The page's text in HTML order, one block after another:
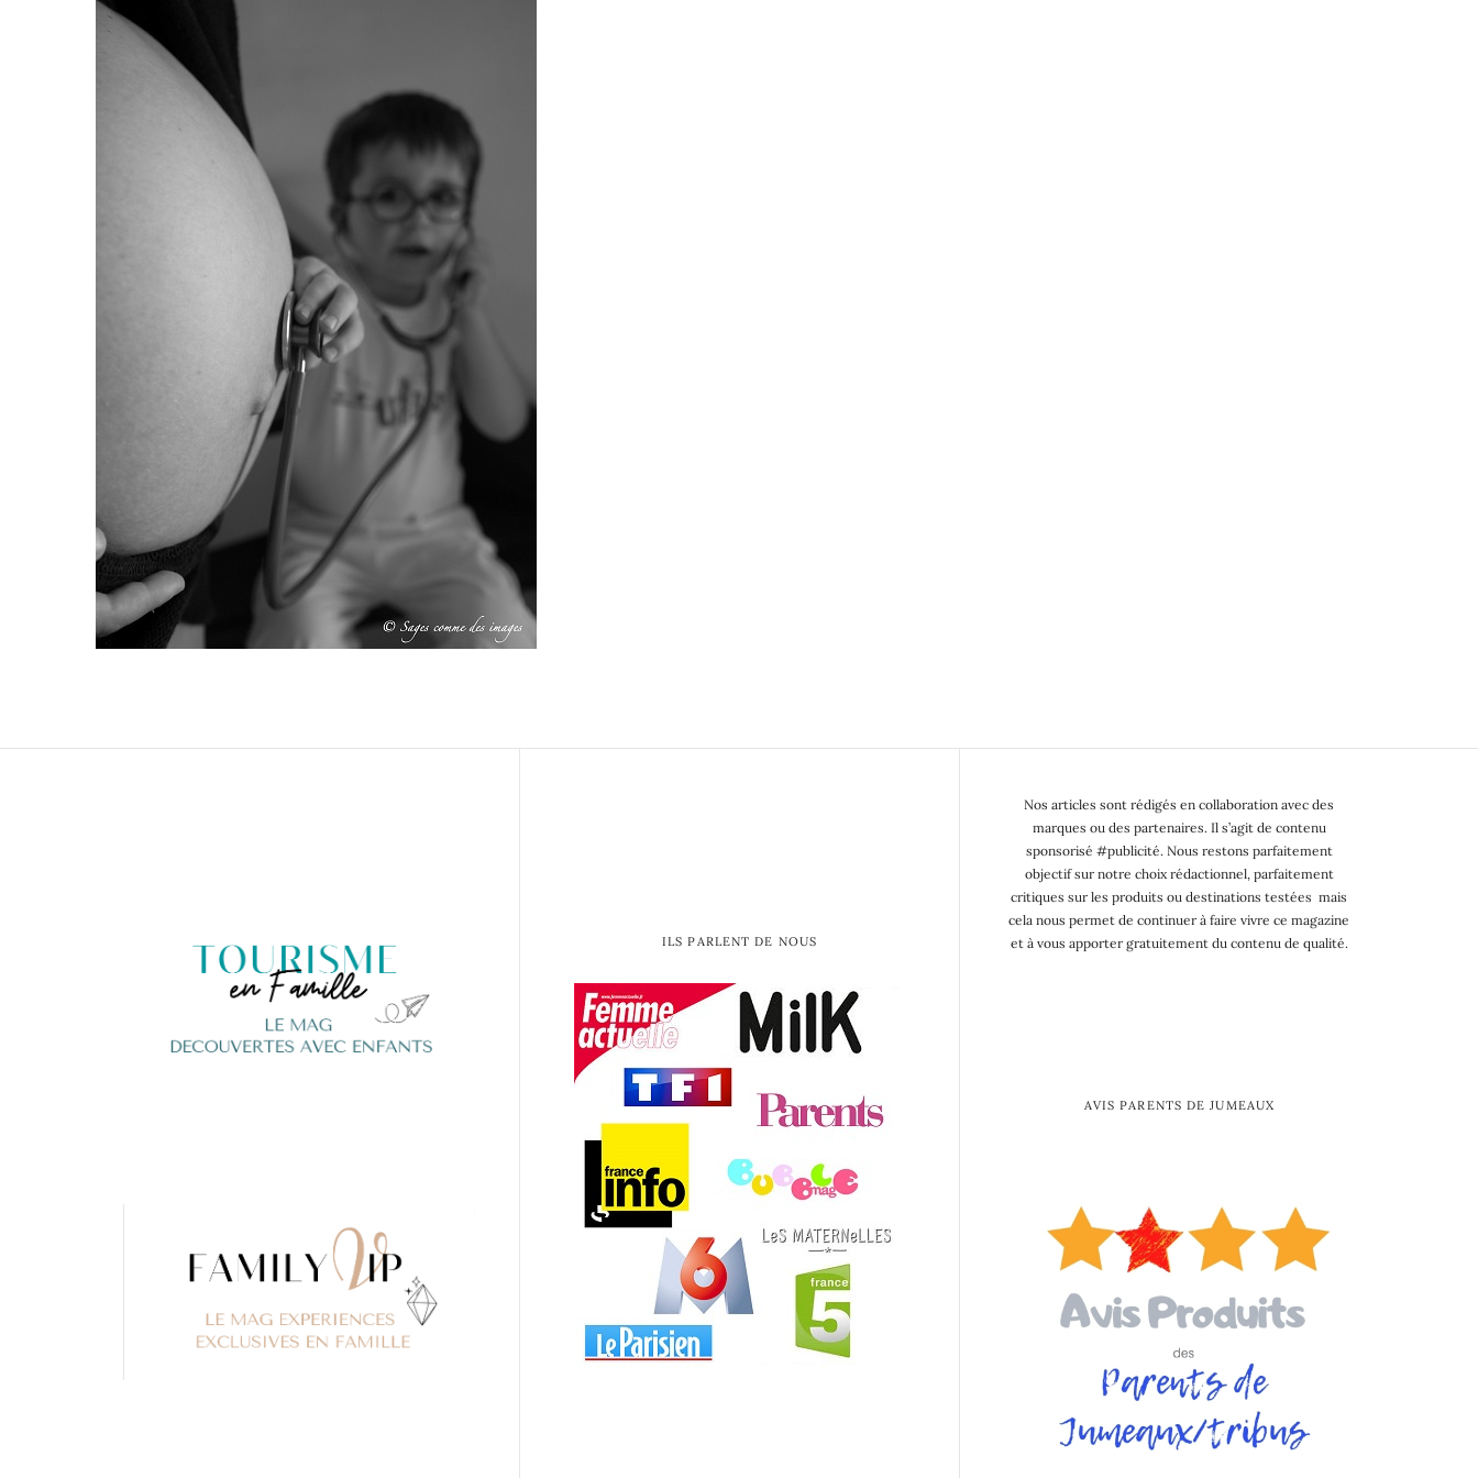
ILS PARLENT DE NOUS
Nos articles sont rédigés en collaboration avec des
marques ou des partenaires. Il s’agit de contenu
sponsorisé #publicité. Nous restons parfaitement
objectif sur notre choix rédactionnel, parfaitement
critiques sur les produits ou destinations testées mais
cela nous permet de continuer à faire vivre ce magazine
et à vous apporter gratuitement du contenu de qualité.
AVIS PARENTS DE JUMEAUX